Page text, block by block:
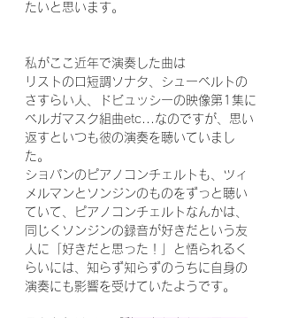
たいと思います。
私がここ近年で演奏した曲は
リストのロ短調ソナタ、シューベルトの
さすらい人、ドビュッシーの映像第1集に
ベルガマスク組曲etc...なのですが、思い
返すといつも彼の演奏を聴いていまし
た。
ショパンのピアノコンチェルトも、ツィ
メルマンとソンジンのものをずっと聴い
ていて、ピアノコンチェルトなんかは、
同じくソンジンの録音が好きだという友
人に「好きだと思った！」と悟られるく
らいには、知らず知らずのうちに自身の
演奏にも影響を受けていたようです。